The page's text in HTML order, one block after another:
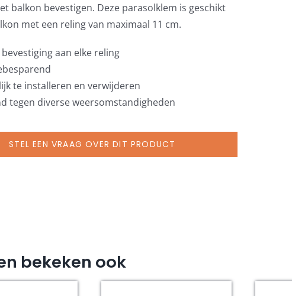
balkon bevestigen. Deze parasolklem is geschikt
met een reling van maximaal 11 cm.
bevestiging aan elke reling
te installeren en verwijderen
tegen diverse weersomstandigheden
STEL EEN VRAAG OVER DIT PRODUCT
bekeken ook